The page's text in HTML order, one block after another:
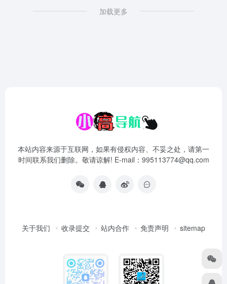
加载更多
本站内容来源于互联网，如果有侵权内容、不妥之处，请第一
时间联系我们删除。敬请谅解! E-mail：995113774@qq.com
关于我们 收录提交 站内合作 免责声明 sitemap